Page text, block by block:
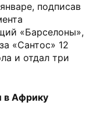
подписав
«Барселоны»,
«Сантос» 12
и отдал три
в Африку